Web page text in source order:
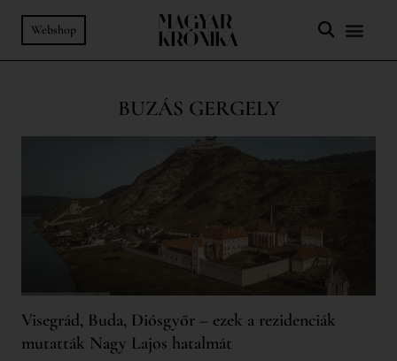
Webshop
BUZÁS GERGELY
Visegrád, Buda, Diósgyőr – ezek a rezidenciák
mutatták Nagy Lajos hatalmát